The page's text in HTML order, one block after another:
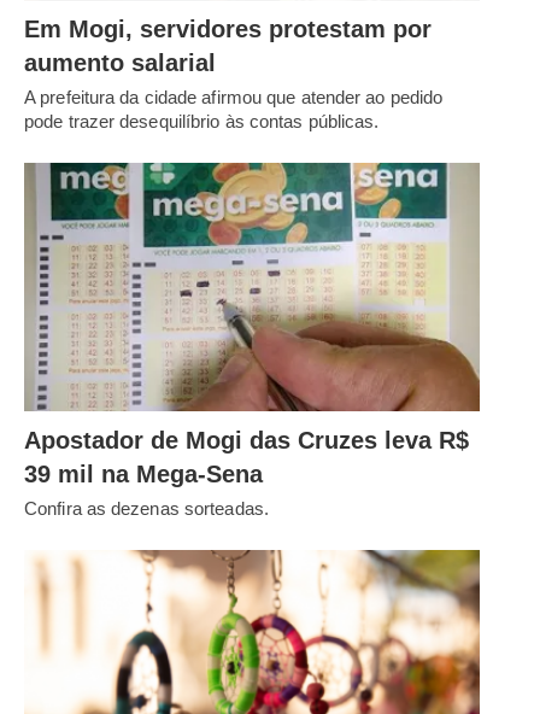
Em Mogi, servidores protestam por
aumento salarial
A prefeitura da cidade afirmou que atender ao pedido
pode trazer desequilíbrio às contas públicas.
Apostador de Mogi das Cruzes leva R$
39 mil na Mega-Sena
Confira as dezenas sorteadas.